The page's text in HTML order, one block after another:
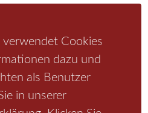
verwendet Cookies
dazu und
als Benutzer
in unserer
Kirnitzschtal Wellness